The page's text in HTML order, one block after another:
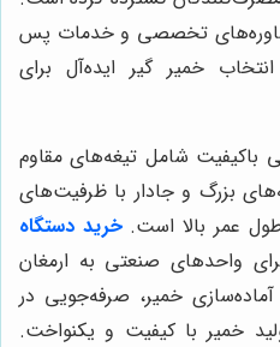
تخصصی و خدمات پس
خمیر گیر ایده‌آل برای
باکیفیت شامل تیغه‌های مقاوم
بزرگ و جادار با ظرفیت‌های
طول عمر بالا است.خرید دستگاه
واحدهای صنعتی به ارمغان
خمیر، صرفه‌جویی در
خمیر با کیفیت و یکنواخت.